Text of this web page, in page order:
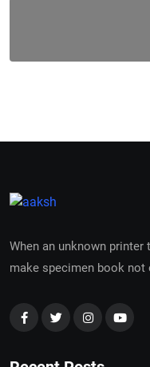
When an unknown
make specimen book not